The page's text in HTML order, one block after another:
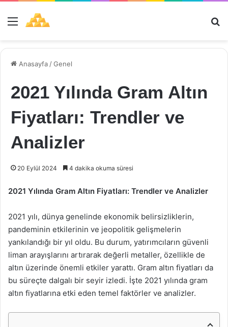
Menü
Anasayfa /Genel
2021 Yılında Gram Altın
Fiyatları: Trendler ve
Analizler
20 Eylül 2024 4 dakika okuma süresi
2021 Yılında Gram Altın Fiyatları: Trendler ve Analizler
2021 yılı, dünya genelinde ekonomik belirsizliklerin,
pandeminin etkilerinin ve jeopolitik gelişmelerin
yankılandığı bir yıl oldu. Bu durum, yatırımcıların güvenli
liman arayışlarını artırarak değerli metaller, özellikle de
altın üzerinde önemli etkiler yarattı. Gram altın fiyatları da
bu süreçte dalgalı bir seyir izledi. İşte 2021 yılında gram
altın fiyatlarına etki eden temel faktörler ve analizler.